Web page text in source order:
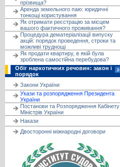
прізвища?
Аренда земельного паю: юридичні
тонкощі користування
Як отримати реєстрацію за місцем
вашого фактичного проживання?
Процедура дематеріалізації випуску
акцій: порядок проведення, строки та
можливі труднощі
Як продати квартиру, в якій була
зроблена самостійна перебудова?
Обіг наркотичних речовин: закон і
порядок
Закони України
Укази та розпорядження Президента
України
Постанови та Розпорядження Кабінету
Міністрів України
Накази
Двосторонні міжнародні договори